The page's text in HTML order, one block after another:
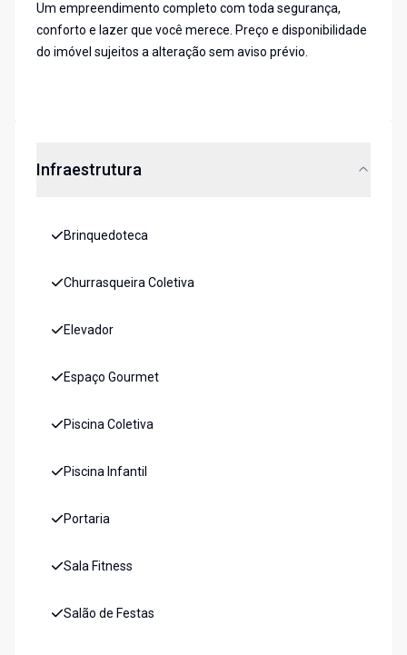
Um empreendimento completo com toda segurança,
conforto e lazer que você merece. Preço e disponibilidade
do imóvel sujeitos a alteração sem aviso prévio.
Infraestrutura
Brinquedoteca
Churrasqueira Coletiva
Elevador
Espaço Gourmet
Piscina Coletiva
Piscina Infantil
Portaria
Sala Fitness
Salão de Festas